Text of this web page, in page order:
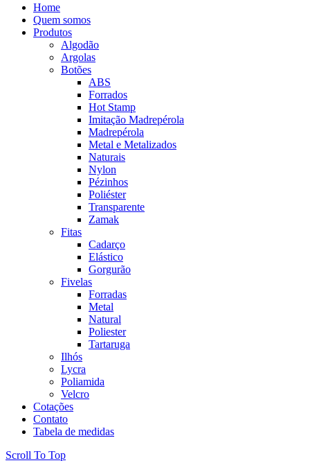
Home
Quem somos
Produtos
Algodão
Argolas
Botões
ABS
Forrados
Hot Stamp
Imitação Madrepérola
Madrepérola
Metal e Metalizados
Naturais
Nylon
Pézinhos
Poliéster
Transparente
Zamak
Fitas
Cadarço
Elástico
Gorgurão
Fivelas
Forradas
Metal
Natural
Poliester
Tartaruga
Ilhós
Lycra
Poliamida
Velcro
Cotações
Contato
Tabela de medidas
Scroll To Top